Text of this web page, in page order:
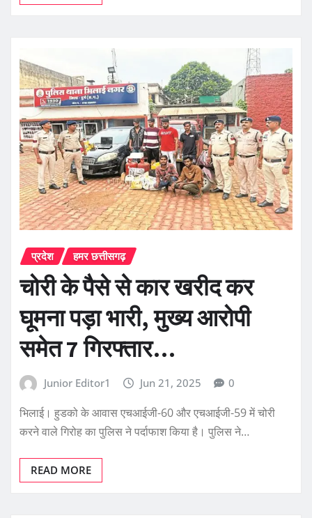
प्रदेश हमर छत्तीसगढ़
चोरी के पैसे से कार खरीद कर
घूमना पड़ा भारी, मुख्य आरोपी
समेत 7 गिरफ्तार…
Junior Editor1 Jun 21, 2025 0
भिलाई। हुडको के आवास एचआईजी-60 और एचआईजी-59 में चोरी
करने वाले गिरोह का पुलिस ने पर्दाफाश किया है। पुलिस ने…
READ MORE